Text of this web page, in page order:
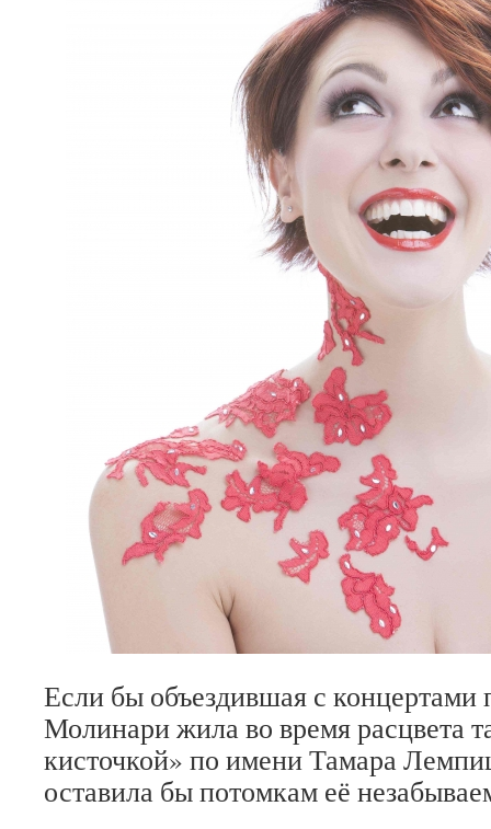
Если бы объездившая с
Молинари жила во время расцвета
кисточкой» по имени Тамара
оставила бы потомкам её